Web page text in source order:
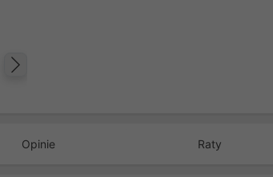
Opinie Raty